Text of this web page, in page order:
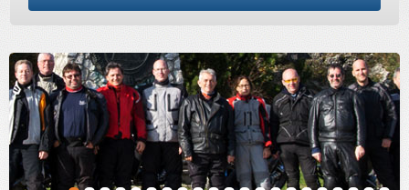
CLUBINFO
TERMINE
ACCESSORIES